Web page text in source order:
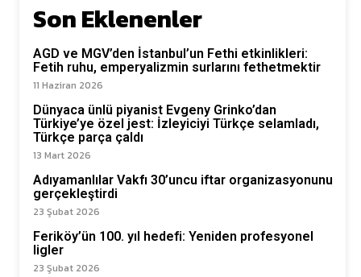
Son Eklenenler
AGD ve MGV’den İstanbul’un Fethi etkinlikleri:
Fetih ruhu, emperyalizmin surlarını fethetmektir
11 Haziran 2026
Dünyaca ünlü piyanist Evgeny Grinko’dan
Türkiye’ye özel jest: İzleyiciyi Türkçe selamladı,
Türkçe parça çaldı
13 Mart 2026
Adıyamanlılar Vakfı 30’uncu iftar organizasyonunu
gerçekleştirdi
23 Şubat 2026
Feriköy’ün 100. yıl hedefi: Yeniden profesyonel
ligler
23 Şubat 2026